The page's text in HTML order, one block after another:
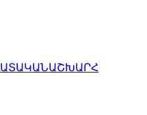
ԱՇԽԱՐՀ